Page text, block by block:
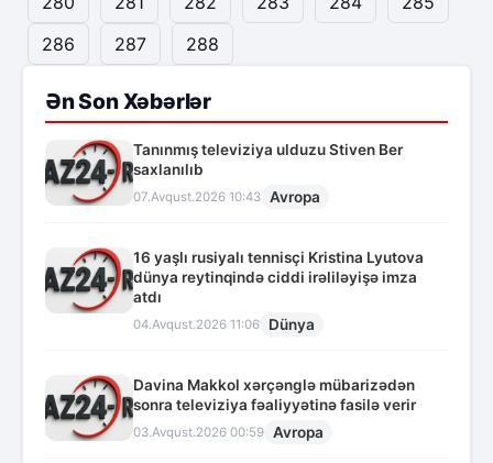
286
287 288
Ən Son Xəbərlər
Tanınmış televiziya ulduzu Stiven Ber
saxlanılıb
07.Avqust.2026 10:43 Avropa
16 yaşlı rusiyalı tennisçi Kristina Lyutova
dünya reytinqində ciddi irəliləyişə imza
atdı
04.Avqust.2026 11:06 Dünya
Davina Makkol xərçənglə mübarizədən
sonra televiziya fəaliyyətinə fasilə verir
03.Avqust.2026 00:59 Avropa